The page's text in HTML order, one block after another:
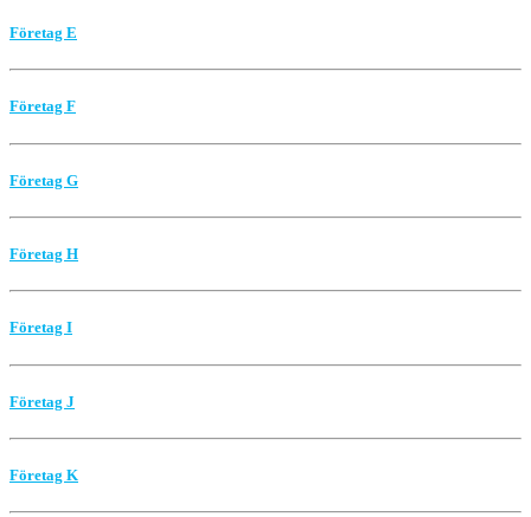
Företag E
Företag F
Företag G
Företag H
Företag I
Företag J
Företag K